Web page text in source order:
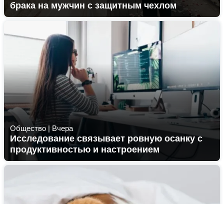
брака на мужчин с защитным чехлом
Общество | Вчера
Исследование связывает ровную осанку с
продуктивностью и настроением